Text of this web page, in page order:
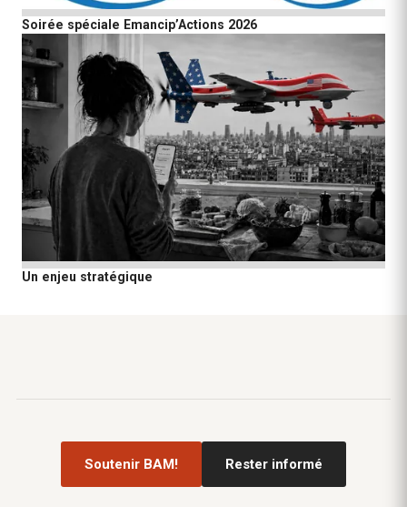
Soirée spéciale Emancip’Actions 2026
Un enjeu stratégique
Soutenir BAM! Rester informé